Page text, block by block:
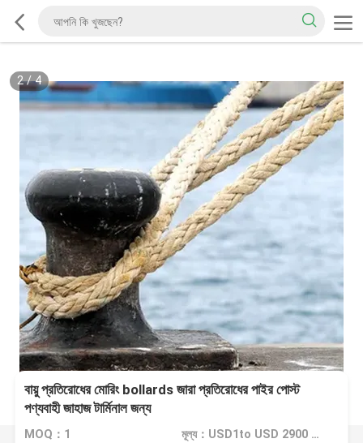
2/4
বায়ু প্রতিরোধের মোরিং bollards জারা প্রতিরোধের পাইর পোস্ট
পণ্যবাহী জাহাজ টার্মিনাল জন্য
MOQ：1 মূল্য：USD1to USD 2900 Piece